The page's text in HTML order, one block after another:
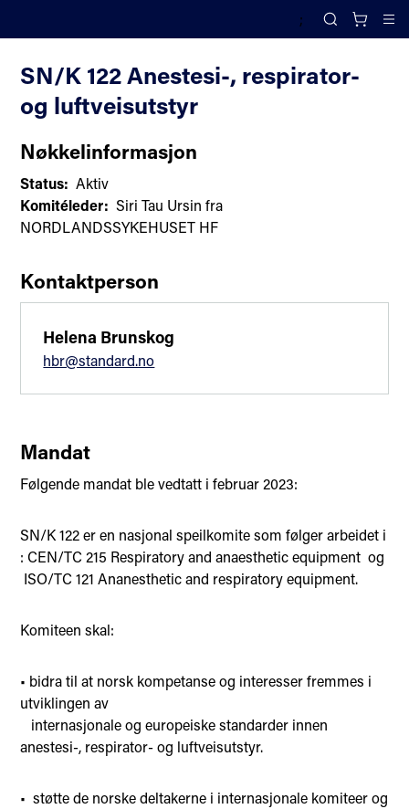
;
Search
SN/K 122 Anestesi-, respirator-
og luftveisutstyr
Nøkkelinformasjon
Status: Aktiv
Komitéleder: Siri Tau Ursin fra
NORDLANDSSYKEHUSET HF
Kontaktperson
Helena Brunskog
hbr@standard.no
Mandat
Følgende mandat ble vedtatt i februar 2023:
SN/K 122 er en nasjonal speilkomite som følger arbeidet i
: CEN/TC 215 Respiratory and anaesthetic equipment og
ISO/TC 121 Ananesthetic and respiratory equipment.
Komiteen skal:
• bidra til at norsk kompetanse og interesser fremmes i
utviklingen av
internasjonale og europeiske standarder innen
anestesi-, respirator- og luftveisutstyr.
• støtte de norske deltakerne i internasjonale komiteer og